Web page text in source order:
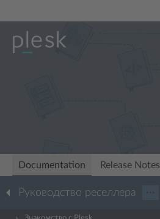
Documentation Release Notes
Руководство реселлера ···